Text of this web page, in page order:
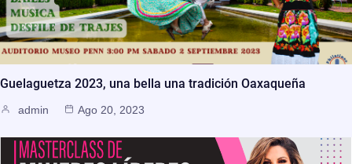
Guelaguetza 2023, una bella una tradición Oaxaqueña
admin Ago 20, 2023